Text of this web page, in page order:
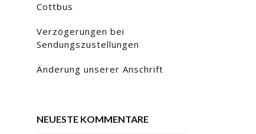
Cottbus
Verzögerungen bei
Sendungszustellungen
Änderung unserer Anschrift
NEUESTE KOMMENTARE